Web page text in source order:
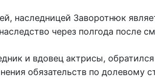
наследницей Заворотнюк
через полгода после
и вдовец актрисы,
обязательств по долевому